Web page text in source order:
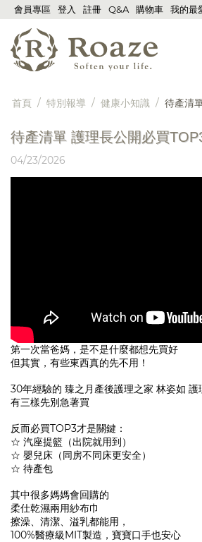
會員專區 登入 註冊 Q&A 購物車 我的最
首頁 / 特別報導 / 健康小知識 / 待產清
待產清單 護理長公開必買
04/23/2026
第一次當爸媽，是不是什麼都想先買好
但其實，有些東西真的先不用！
30年經驗的 臻之月產後護理之家 林姿如 護
有三樣先別急著買
反而必買TOP3才是關鍵：
☆ 汽座提籃（出院就用到）
☆ 嬰兒床（同房不同床更安全）
☆ 待產包
其中很多媽媽會回購的
柔仕乾濕兩用紗布巾
擦澡、清潔、溢乳都能用，
100%醫療級MIT製造，寶寶口手也安心